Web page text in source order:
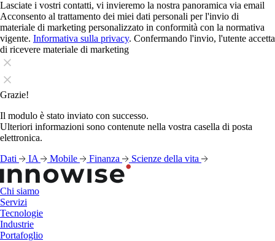
Lasciate i vostri contatti, vi invieremo la nostra panoramica via email
Acconsento al trattamento dei miei dati personali per l'invio di
materiale di marketing personalizzato in conformità con la normativa
vigente. Informativa sulla privacy. Confermando l'invio, l'utente accetta
di ricevere materiale di marketing
Grazie!
Il modulo è stato inviato con successo.
Ulteriori informazioni sono contenute nella vostra casella di posta
elettronica.
Dati
IA Mobile Finanza Scienze della vita
Chi siamo
Servizi
Tecnologie
Industrie
Portafoglio